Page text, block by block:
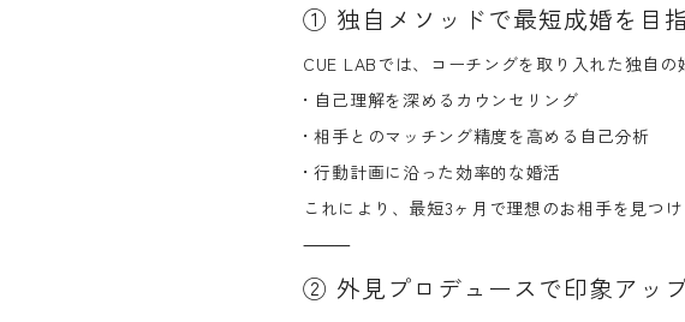
① 独自メソッドで最短成婚を目
CUE LABでは、コーチングを取り入れた独自の
• 自己理解を深めるカウンセリング
• 相手とのマッチング精度を高める自己分析
• 行動計画に沿った効率的な婚活
これにより、最短3ヶ月で理想のお相手を見つ
⸻
② 外見プロデュースで印象アッ